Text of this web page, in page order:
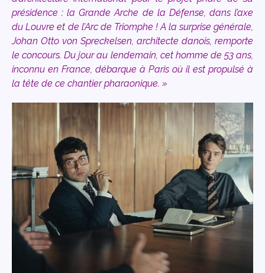
présidence : la Grande Arche de la Défense, dans l’axe
du Louvre et de l’Arc de Triomphe ! A la surprise générale,
Johan Otto von Spreckelsen, architecte danois, remporte
le concours. Du jour au lendemain, cet homme de 53 ans,
inconnu en France, débarque à Paris où il est propulsé à
la tête de ce chantier pharaonique. »